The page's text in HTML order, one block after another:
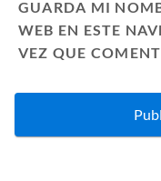
GUARDA MI
WEB EN ESTE
VEZ QUE